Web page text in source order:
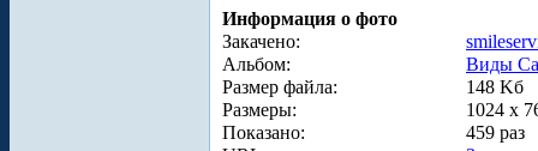
Информация о фото
Закачено:
Альбом:
Виды
Размер файла:
148 Kб
Размеры:
1024 x
Показано:
459 раз